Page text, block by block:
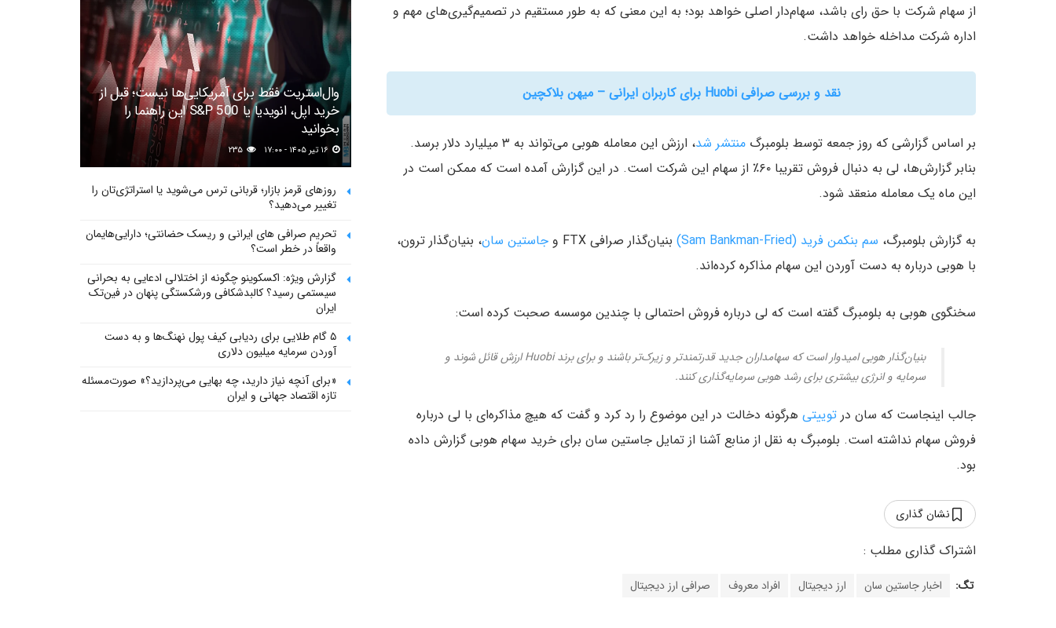
از سهام شرکت با حق رای باشد، سهام‌دار اصلی خواهد بود؛ به این معنی که به طور مستقیم در تصمیم‌گیری‌های مهم و
اداره شرکت مداخله خواهد داشت.
نقد و بررسی صرافی Huobi برای کاربران ایرانی – میهن بلاکچین
بر اساس گزارشی که روز جمعه توسط بلومبرگ منتشر شد
، ارزش این معامله هوبی می‌تواند به ۳ میلیارد دلار برسد.
بنابر گزارش‌ها، لی به دنبال فروش تقریبا ۶۰٪ از سهام این شرکت است. در این گزارش آمده است که ممکن است در
این ماه یک معامله منعقد شود.
به گزارش بلومبرگ، سم بنکمن فرید (Sam Bankman-Fried) بنیان‌گذار صرافی FTX و جاستین سان، بنیان‌گذار ترون،
با هوبی درباره به دست آوردن این سهام مذاکره کرده‌اند.
سخنگوی هوبی به بلومبرگ گفته است که لی درباره فروش احتمالی با چندین موسسه صحبت کرده است:
بنیان‌گذار هوبی امیدوار است که سهامداران جدید قدرتمندتر و زیرک‌تر باشند و برای برند Huobi ارزش قائل شوند و
سرمایه و انرژی بیشتری برای رشد هوبی سرمایه‌گذاری کنند.
جالب اینجاست که سان در توییتی هرگونه دخالت در این موضوع را رد کرد و گفت که هیچ مذاکره‌ای با لی درباره
فروش سهام نداشته است. بلومبرگ به نقل از منابع آشنا از تمایل جاستین سان برای خرید سهام هوبی گزارش داده
بود.
نشان گذاری
تگ: اخبار جاستین سان ارز دیجیتال افراد معروف صرافی ارز دیجیتال
وال‌استریت فقط برای آمریکایی‌ها نیست؛ قبل از
خرید اپل، انویدیا یا S&P 500 این راهنما را
بخوانید
روزهای قرمز بازار؛ قربانی ترس می‌شوید یا استراتژی‌تان را
تغییر می‌دهید؟
تحریم صرافی های ایرانی و ریسک حضانتی؛ دارایی‌هایمان
واقعاً در خطر است؟
گزارش ویژه: اکسکوینو چگونه از اختلالی ادعایی به بحرانی
سیستمی رسید؟ کالبدشکافی ورشکستگی پنهان در فین‌تک
ایران
۵ گام طلایی برای ردیابی کیف پول‌ نهنگ‌ها و به دست
آوردن سرمایه میلیون دلاری
«برای آنچه نیاز دارید، چه بهایی می‌پردازید؟» صورت‌مسئله
تازه اقتصاد جهانی و ایران